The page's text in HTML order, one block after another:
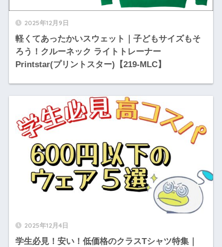
2025年12月9日
軽くてあったかいスウェット｜子どもサイズもそ
ろう！クルーネック ライトトレーナー
Printstar(プリントスター)【219-MLC】
2025年12月4日
学生必見！安い！低価格のクラスTシャツ特集｜